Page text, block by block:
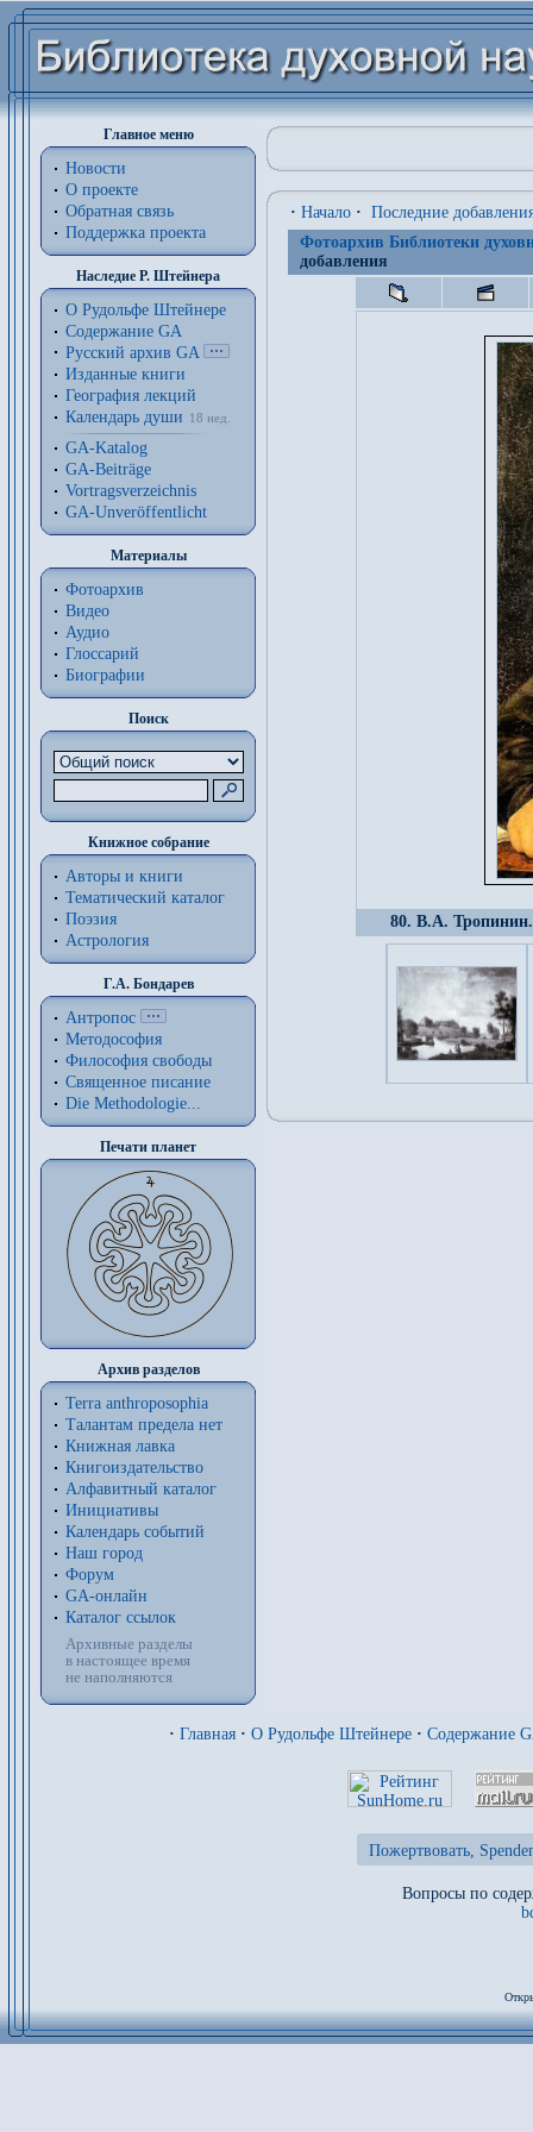
Главное меню
Новости
О проекте
Обратная связь
Поддержка проекта
Наследие Р. Штейнера
О Рудольфе Штейнере
Содержание GA
Русский архив GA
Изданные книги
География лекций
Календарь души
18 нед.
GA-Katalog
GA-Beiträge
Vortragsverzeichnis
GA-Unveröffentlicht
Материалы
Фотоархив
Видео
Аудио
Глоссарий
Биографии
Поиск
Книжное собрание
Авторы и книги
Тематический каталог
Поэзия
Астрология
Г.А. Бондарев
Антропос
Методософия
Философия cвободы
Священное писание
Die Methodologie...
Печати планет
Архив разделов
Terra anthroposophia
Талантам предела нет
Книжная лавка
Книгоиздательство
Алфавитный каталог
Инициативы
Календарь событий
Наш город
Форум
GA-онлайн
Каталог ссылок
Архивные разделы
в настоящее время
не наполняются
· Начало · Последние
Фотоархив Библиотеки
добавления
80. В.А.
· Главная · О Рудольфе Штейнере · Содержание
Пожертвовать,
Вопросы по